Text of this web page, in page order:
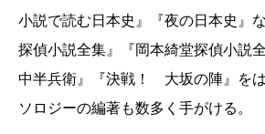
り龍介ものだったので、甲野信三が
いなかった周五郎のペンネームであ
す。
新たなペンネームの発見により、
小説で読む日本史』『夜の日本史』
探偵小説全集』『岡本綺堂探偵小説
中半兵衛』『決戦！ 大坂の陣』を
ソロジーの編著も数多く手がける。